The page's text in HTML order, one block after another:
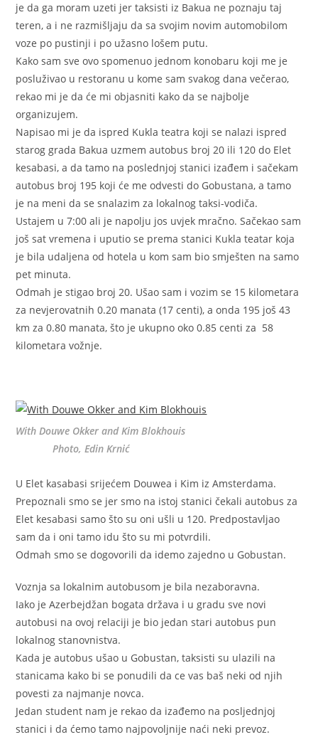
je da ga moram uzeti jer taksisti iz Bakua ne poznaju taj
teren, a i ne razmišljaju da sa svojim novim automobilom
voze po pustinji i po užasno lošem putu.
Kako sam sve ovo spomenuo jednom konobaru koji me je
posluživao u restoranu u kome sam svakog dana večerao,
rekao mi je da će mi objasniti kako da se najbolje
organizujem.
Napisao mi je da ispred Kukla teatra koji se nalazi ispred
starog grada Bakua uzmem autobus broj 20 ili 120 do Elet
kesabasi, a da tamo na poslednjoj stanici izađem i sačekam
autobus broj 195 koji će me odvesti do Gobustana, a tamo
je na meni da se snalazim za lokalnog taksi-vodiča.
Ustajem u 7:00 ali je napolju jos uvjek mračno. Sačekao sam
još sat vremena i uputio se prema stanici Kukla teatar koja
je bila udaljena od hotela u kom sam bio smješten na samo
pet minuta.
Odmah je stigao broj 20. Ušao sam i vozim se 15 kilometara
za nevjerovatnih 0.20 manata (17 centi), a onda 195 još 43
km za 0.80 manata, što je ukupno oko 0.85 centi za 58
kilometara vožnje.
With Douwe Okker and Kim Blokhouis
Photo, Edin Krnić
U Elet kasabasi srijećem Douwea i Kim iz Amsterdama.
Prepoznali smo se jer smo na istoj stanici čekali autobus za
Elet kesabasi samo što su oni ušli u 120. Predpostavljao
sam da i oni tamo idu što su mi potvrdili.
Odmah smo se dogovorili da idemo zajedno u Gobustan.
Voznja sa lokalnim autobusom je bila nezaboravna.
Iako je Azerbejdžan bogata država i u gradu sve novi
autobusi na ovoj relaciji je bio jedan stari autobus pun
lokalnog stanovnistva.
Kada je autobus ušao u Gobustan, taksisti su ulazili na
stanicama kako bi se ponudili da ce vas baš neki od njih
povesti za najmanje novca.
Jedan student nam je rekao da izađemo na posljednjoj
stanici i da ćemo tamo najpovoljnije naći neki prevoz.